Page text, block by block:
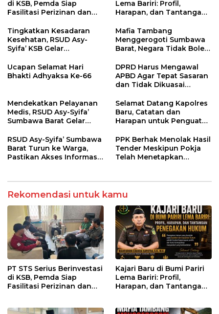
di KSB, Pemda Siap
Fasilitasi Perizinan dan
Regulasi
Lema Bariri: Profil,
Harapan, dan Tantangan
Tingkatkan Kesadaran
Kesehatan, RSUD Asy-
Syifa’ KSB Gelar
Melitus pada Lansia
Mafia Tambang
Menggerogoti Sumbawa
Barat, Negara Tidak Boleh
hingga WNA
Ucapan Selamat Hari
Bhakti Adhyaksa Ke-66
DPRD Harus Mengawal
APBD Agar Tepat Sasaran
dan Tidak Dikuasai
Tertentu
Mendekatkan Pelayanan
Medis, RSUD Asy-Syifa’
Sumbawa Barat Gelar
Kesehatan di Taliwang
Selamat Datang Kapolres
Baru, Catatan dan
Harapan untuk Penguatan
RSUD Asy-Syifa’ Sumbawa
Barat Turun ke Warga,
Pastikan Akses Informasi
PPK Berhak Menolak Hasil
Tender Meskipun Pokja
Telah Menetapkan
Rekomendasi untuk kamu
PT STS Serius Berinvestasi
di KSB, Pemda Siap
Fasilitasi Perizinan dan
Kajari Baru di Bumi Pariri
Lema Bariri: Profil,
Harapan, dan Tantangan